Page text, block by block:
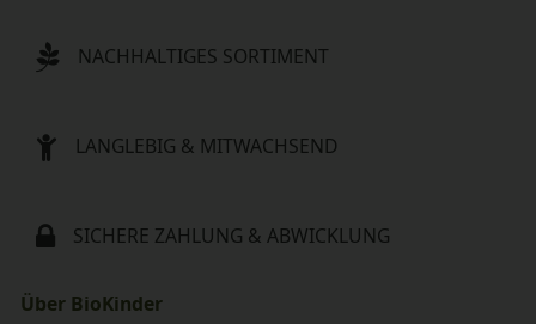
NACHHALTIGES SORTIMENT
LANGLEBIG & MITWACHSEND
SICHERE ZAHLUNG & ABWICKLUNG
Über BioKinder